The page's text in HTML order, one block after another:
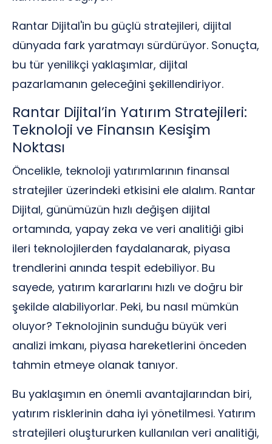
Rantar Dijital'in bu güçlü stratejileri, dijital
dünyada fark yaratmayı sürdürüyor. Sonuçta,
bu tür yenilikçi yaklaşımlar, dijital
pazarlamanın geleceğini şekillendiriyor.
Rantar Dijital’in Yatırım Stratejileri:
Teknoloji ve Finansın Kesişim
Noktası
Öncelikle, teknoloji yatırımlarının finansal
stratejiler üzerindeki etkisini ele alalım. Rantar
Dijital, günümüzün hızlı değişen dijital
ortamında, yapay zeka ve veri analitiği gibi
ileri teknolojilerden faydalanarak, piyasa
trendlerini anında tespit edebiliyor. Bu
sayede, yatırım kararlarını hızlı ve doğru bir
şekilde alabiliyorlar. Peki, bu nasıl mümkün
oluyor? Teknolojinin sunduğu büyük veri
analizi imkanı, piyasa hareketlerini önceden
tahmin etmeye olanak tanıyor.
Bu yaklaşımın en önemli avantajlarından biri,
yatırım risklerinin daha iyi yönetilmesi. Yatırım
stratejileri oluştururken kullanılan veri analitiği,